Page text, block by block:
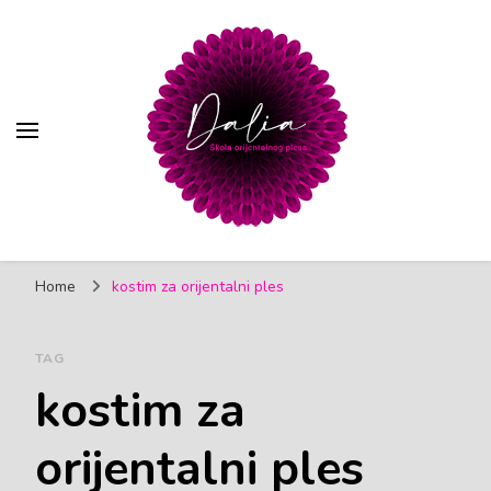
Trbušni ples | Škola
orijentalnog plesa Dalia
Škola orijentalnog (trbušnog) plesa, Pančevo
Home kostim za orijentalni ples
TAG
kostim za
orijentalni ples